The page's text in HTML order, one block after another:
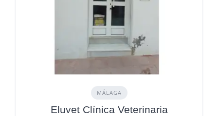
MÁLAGA
Eluvet Clínica Veterinaria